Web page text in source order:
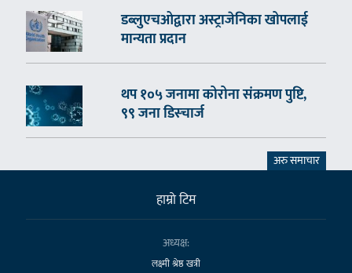
डब्लुएचओद्वारा अस्ट्राजेनिका खोपलाई
मान्यता प्रदान
थप १०५ जनामा कोरोना संक्रमण पुष्टि,
९९ जना डिस्चार्ज
अरु समाचार
हाम्राे टिम
अध्यक्ष:
लक्ष्मी श्रेष्ठ खत्री